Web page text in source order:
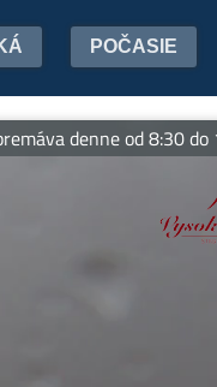
POČASIE
denne od 8:30 do